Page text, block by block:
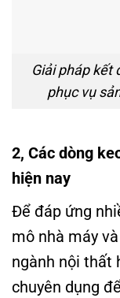
Giải pháp kết
phục vụ
2, Các dòng
hiện nay
Để đáp ứng
mô nhà máy
ngành nội thất
chuyên dụng